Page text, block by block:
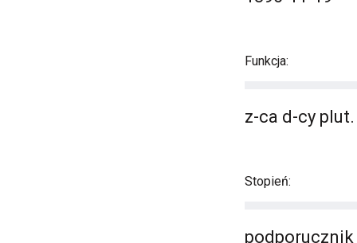
Funkcja:
z-ca d-cy plut.
Stopień:
podporucznik